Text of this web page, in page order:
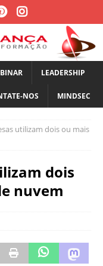
LEADERSHIP
NOS MINDSEC
utilizam dois ou mais
dois
nuvem